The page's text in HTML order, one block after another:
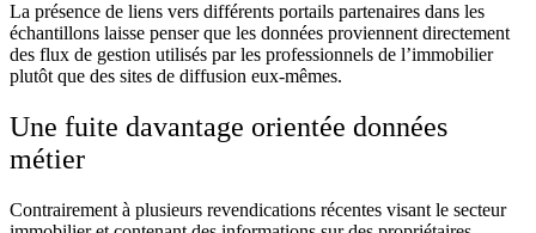
La présence de liens vers différents portails partenaires dans les
échantillons laisse penser que les données proviennent directement
des flux de gestion utilisés par les professionnels de l’immobilier
plutôt que des sites de diffusion eux-mêmes.
Une fuite davantage orientée données
métier
Contrairement à plusieurs revendications récentes visant le secteur